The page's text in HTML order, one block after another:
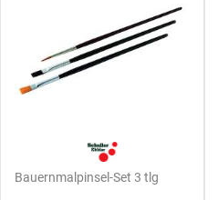
Bauernmalpinsel-Set 3 tlg